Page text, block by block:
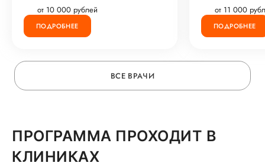
от 10 000 рублей
ПОДРОБНЕЕ
от 11 000
ПОДРОБНЕЕ
ВСЕ ВРАЧИ
ПРОГРАММА ПРОХОДИТ В
КЛИНИКАХ